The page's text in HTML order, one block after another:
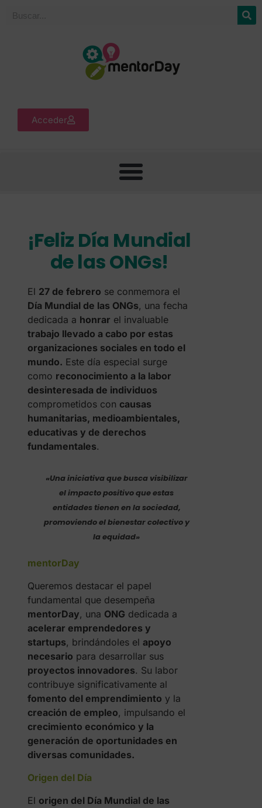
Acceder
¡Feliz Día Mundial
de las ONGs!
El 27 de febrero se conmemora el
Día Mundial de las ONGs, una fecha
dedicada a honrar el invaluable
trabajo llevado a cabo por estas
organizaciones sociales en todo el
mundo. Este día especial surge
como reconocimiento a la labor
desinteresada de individuos
comprometidos con causas
humanitarias, medioambientales,
educativas y de derechos
fundamentales.
«Una iniciativa que busca visibilizar
el impacto positivo que estas
entidades tienen en la sociedad,
promoviendo el bienestar colectivo y
la equidad»
mentorDay
Queremos destacar el papel
fundamental que desempeña
mentorDay, una ONG dedicada a
acelerar emprendedores y
startups, brindándoles el apoyo
necesario para desarrollar sus
proyectos innovadores. Su labor
contribuye significativamente al
fomento del emprendimiento y la
creación de empleo, impulsando el
crecimiento económico y la
generación de oportunidades en
diversas comunidades.
Origen del Día
El origen del Día Mundial de las